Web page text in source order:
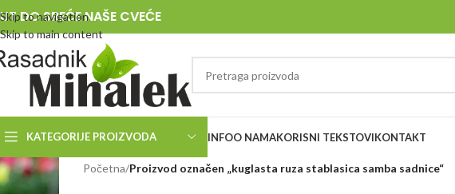
Skip to navigation
Skip to main content
DO SREĆE NAŠE CVEĆE
KATEGORIJE PROIZVODA INFOO NAMAKORISNI TEKSTOVIKONTAKT
RASADNIK
Početna/Proizvod označen „kuglasta ruza stablasica samba sadnice“